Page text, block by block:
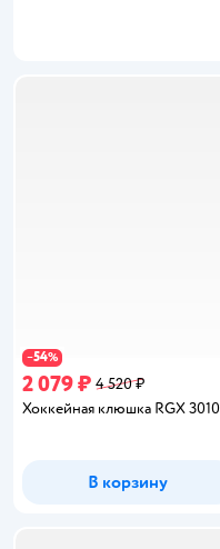
−54%
2 079 ₽ 4 520 ₽
Хоккейная клюшка RGX 3010
В корзину